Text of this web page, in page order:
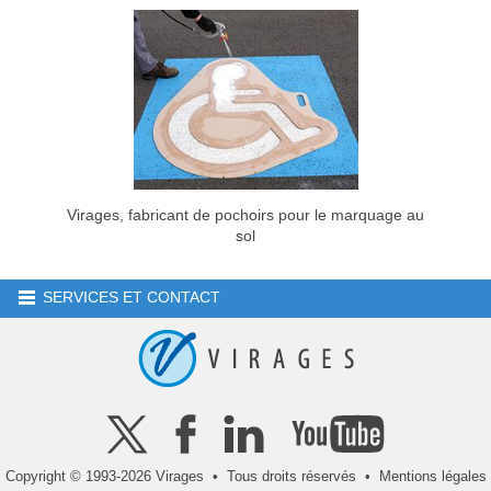
Virages, fabricant de pochoirs pour le marquage au
sol
SERVICES ET CONTACT
Copyright © 1993-2026 Virages • Tous droits réservés • Mentions légales